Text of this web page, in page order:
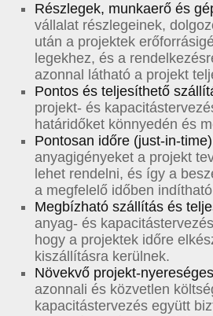
Részlegek, munkaerő és
vállalat részlegeinek,
után a projektek
legekhez, és a
azonnal látható a projekt
Pontos és teljesíthető
projekt- és
határidőket könnyedén és
Pontosan időre (just-in-
anyagigényeket a projekt
lehet rendelni, és így a
a megfelelő időben
Megbízható szállítás és
anyag- és
hogy a projektek időre
kiszállításra kerülnek.
Növekvő projekt-
azonnali és közvetlen
kapacitástervezés együtt